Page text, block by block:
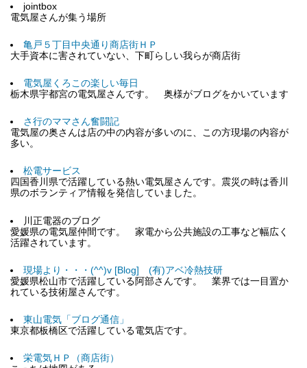
jointbox
電気屋さんが集う場所
亀戸５丁目中央通り商店街ＨＰ
大手資本に害されていない、下町らしい我らが商店街
電気屋くろこの楽しい毎日
栃木県宇都宮の電気屋さんです。 奥様がブログをかいています
さ行のママさん奮闘記
電気屋の奥さんは店の中の内容が多いのに、この方現場の内容が
多い。
松電サービス
四国香川県で活躍している熱い電気屋さんです。震災の時は香川
県のボランティア情報を発信していました。
川正電器のブログ
愛媛県の電気屋仲間です。 家電から公共施設の工事など幅広く
活躍されています。
現場より・・・(^^)v [Blog] (有)アベ冷熱技研
愛媛県松山市で活躍している阿部さんです。 業界では一目置か
れている技術屋さんです。
東山電気「ブログ通信」
東京都板橋区で活躍している電気店です。
栄電気ＨＰ（商店街）